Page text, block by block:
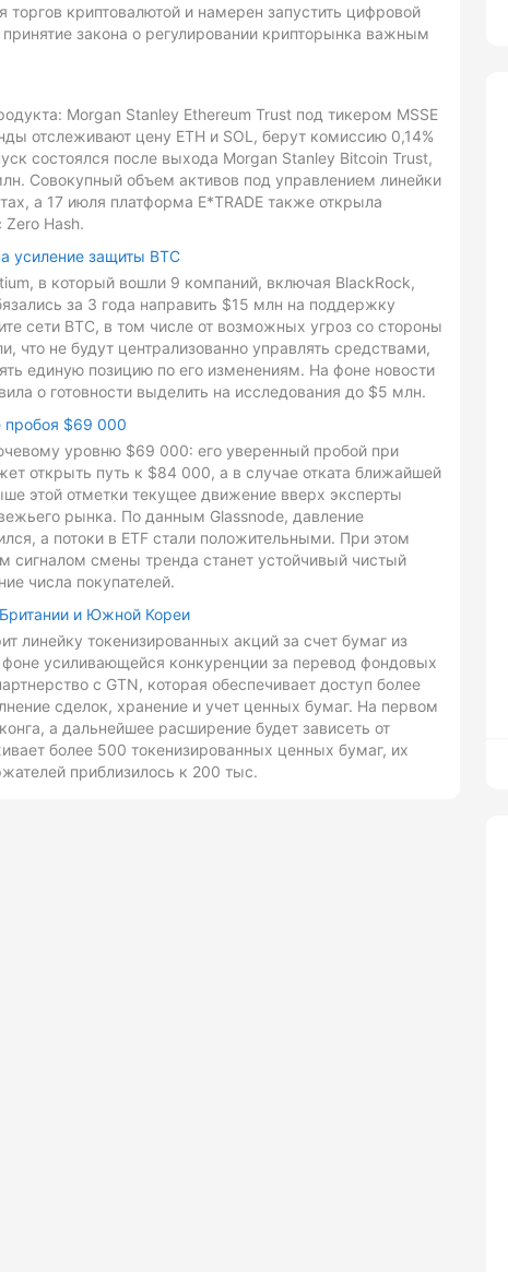
криптовалютой и намерен запустить цифровой
закона о регулировании крипторынка важным
Morgan Stanley Ethereum Trust под тикером MSSE
отслеживают цену ETH и SOL, берут комиссию 0,14%
состоялся после выхода Morgan Stanley Bitcoin Trust,
Совокупный объем активов под управлением линейки
а 17 июля платформа E*TRADE также открыла
Zero Hash.
усиление защиты BTC
в который вошли 9 компаний, включая BlackRock,
за 3 года направить $15 млн на поддержку
сети BTC, в том числе от возможных угроз со стороны
что не будут централизованно управлять средствами,
единую позицию по его изменениям. На фоне новости
о готовности выделить на исследования до $5 млн.
пробоя $69 000
уровню $69 000: его уверенный пробой при
открыть путь к $84 000, а в случае отката ближайшей
этой отметки текущее движение вверх эксперты
рынка. По данным Glassnode, давление
а потоки в ETF стали положительными. При этом
сигналом смены тренда станет устойчивый чистый
числа покупателей.
и Южной Кореи
токенизированных акций за счет бумаг из
усиливающейся конкуренции за перевод фондовых
с GTN, которая обеспечивает доступ более
сделок, хранение и учет ценных бумаг. На первом
а дальнейшее расширение будет зависеть от
более 500 токенизированных ценных бумаг, их
приблизилось к 200 тыс.